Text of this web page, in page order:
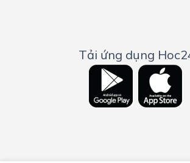
Tải ứng dụng